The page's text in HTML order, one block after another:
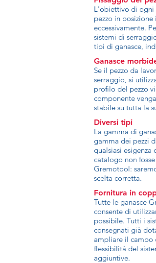
L'obiettivo di ogni
pezzo in
eccessivamente.
sistemi di
tipi di ganasce,
Ganasce
Se il pezzo da
serraggio, si
profilo del pezzo
componente
stabile su tutta la
Diversi tipi
La gamma di
gamma dei pezzi
qualsiasi esigenza
catalogo non
Gremotool:
scelta corretta.
Fornitura in
Tutte le ganasce
consente di
possibile. Tutti i
consegnati già
ampliare il campo
flessibilità del
aggiuntive.